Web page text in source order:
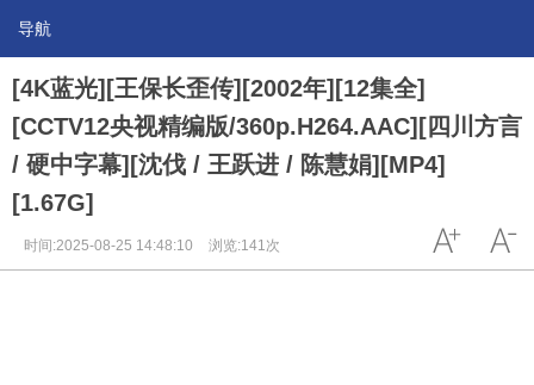
导航
[4K蓝光][王保长歪传][2002年][12集全]
[CCTV12央视精编版/360p.H264.AAC][四川方言
/ 硬中字幕][沈伐 / 王跃进 / 陈慧娟][MP4]
[1.67G]
时间:2025-08-25 14:48:10 浏览:141次